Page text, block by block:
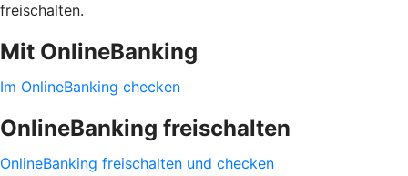
freischalten.
Mit OnlineBanking
Im OnlineBanking checken
OnlineBanking freischalten
OnlineBanking freischalten und checken